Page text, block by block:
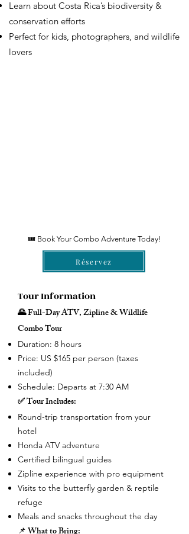
Learn about Costa Rica’s biodiversity &
conservation efforts
Perfect for kids, photographers, and wildlife
lovers
🎟 Book Your Combo Adventure Today!
Réservez
Tour Information
🌄 Full-Day ATV, Zipline & Wildlife
Combo Tour
Duration: 8 hours
Price: US $165 per person (taxes
included)
Schedule: Departs at 7:30 AM
✅ Tour Includes:
Round-trip transportation from your
hotel
Honda ATV adventure
Certified bilingual guides
Zipline experience with pro equipment
Visits to the butterfly garden & reptile
refuge
Meals and snacks throughout the day